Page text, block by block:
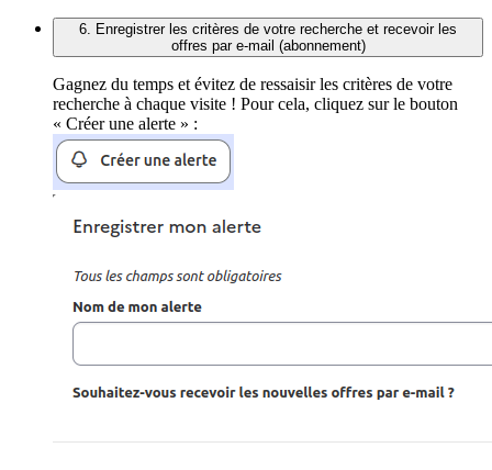
6. Enregistrer les critères de votre recherche et recevoir les
offres par e-mail (abonnement)
Gagnez du temps et évitez de ressaisir les critères de votre
recherche à chaque visite ! Pour cela, cliquez sur le bouton
« Créer une alerte » :